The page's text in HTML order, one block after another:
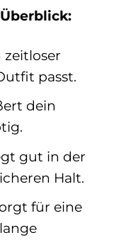
zeitloser
passt.
dein
gut in der
Halt.
für eine